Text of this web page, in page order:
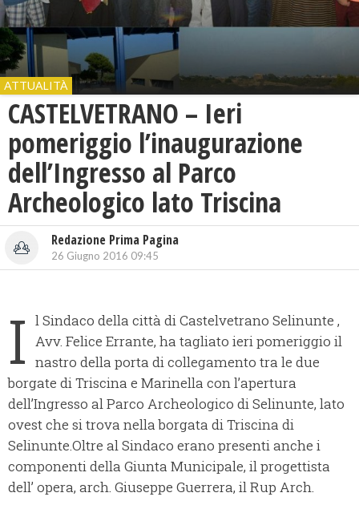
ATTUALITÀ
CASTELVETRANO – Ieri
pomeriggio l’inaugurazione
dell’Ingresso al Parco
Archeologico lato Triscina
Redazione Prima Pagina
26 Giugno 2016 09:45
I l Sindaco della città di Castelvetrano Selinunte ,
Avv. Felice Errante, ha tagliato ieri pomeriggio il
nastro della porta di collegamento tra le due
borgate di Triscina e Marinella con l’apertura
dell’Ingresso al Parco Archeologico di Selinunte, lato
ovest che si trova nella borgata di Triscina di
Selinunte.Oltre al Sindaco erano presenti anche i
componenti della Giunta Municipale, il progettista
dell’ opera, arch. Giuseppe Guerrera, il Rup Arch.